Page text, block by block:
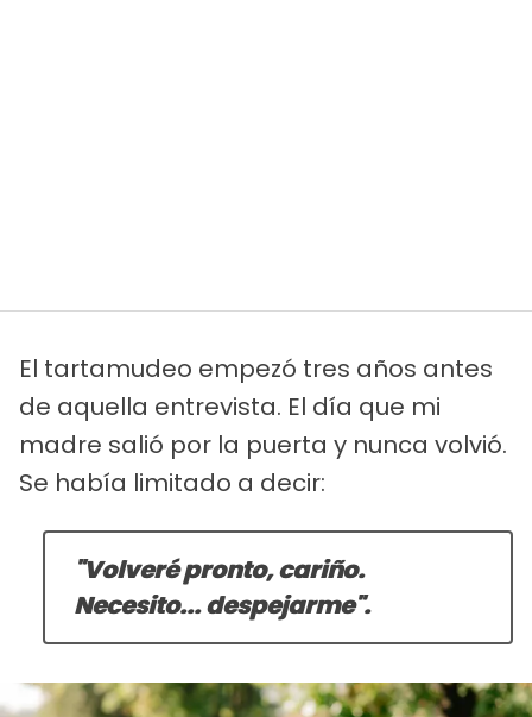
El tartamudeo empezó tres años antes
de aquella entrevista. El día que mi
madre salió por la puerta y nunca volvió.
Se había limitado a decir:
"Volveré pronto, cariño.
Necesito... despejarme".